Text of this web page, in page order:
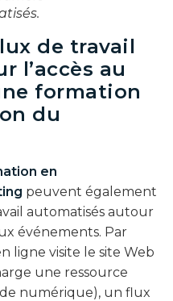
de travail
l’accès au
formation
du
en
peuvent également
automatisés autour
événements. Par
ligne visite le site Web
une ressource
numérique), un flux